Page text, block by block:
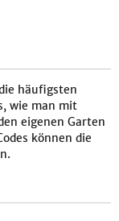
häufigsten
wie man mit
eigenen Garten
können die